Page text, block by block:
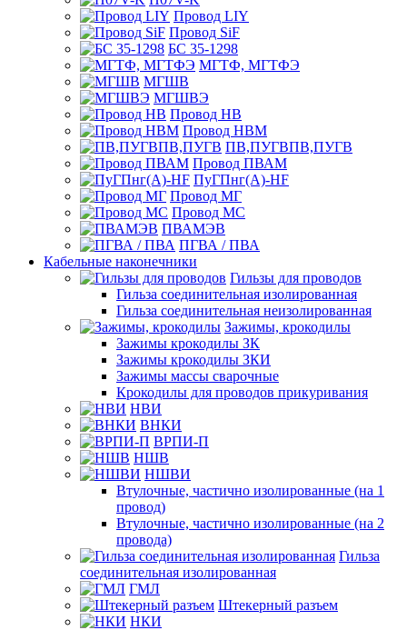
Провод LIY
Провод SiF
БС 35-1298
МГТФ, МГТФЭ
МГШВ
МГШВЭ
Провод НВ
Провод НВМ
ПВ,ПУГВПВ,ПУГВ
Провод ПВАМ
ПуГПнг(A)-HF
Провод МГ
Провод МС
ПВАМЭВ
ПГВА / ПВА
Кабельные наконечники
Гильзы для проводов
Гильза соединительная изолированная
Гильза соединительная неизолированная
Зажимы, крокодилы
Зажимы крокодилы ЗК
Зажимы крокодилы ЗКИ
Зажимы массы сварочные
Крокодилы для проводов прикуривания
НВИ
ВНКИ
ВРПИ-П
НШВ
НШВИ
Втулочные, частично изолированные (на 1
провод)
Втулочные, частично изолированные (на 2
провода)
Гильза
соединительная изолированная
ГМЛ
Штекерный разъем
НКИ